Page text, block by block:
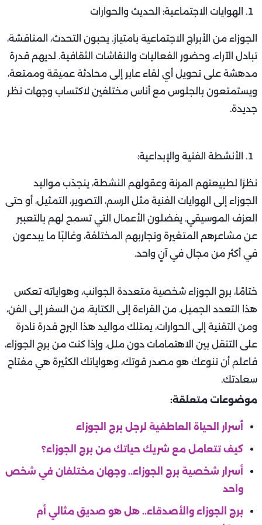
الهوايات الاجتماعية: الحديث والحوارات
الجوزاء من الأبراج الاجتماعية بامتياز. يحبون التحدث، المناقشة،
تبادل الآراء، وحضور الفعاليات والنقاشات الثقافية. لديهم قدرة
مدهشة على تحويل أي لقاء عابر إلى محادثة عميقة وممتعة،
ويستمتعون بالجلوس مع أناس مختلفين لاكتساب وجهات نظر
جديدة.
الأنشطة الفنية والإبداعية:
نظرًا لطبيعتهم المرنة وعقولهم النشطة، ينجذب مواليد
الجوزاء إلى الهوايات الفنية مثل الرسم، التصوير، التمثيل، أو حتى
العزف الموسيقي. يفضلون الأعمال التي تسمح لهم بالتعبير
عن مشاعرهم المتغيرة وتجاربهم المختلفة، وغالبًا ما يبدعون
في أكثر من مجال في آنٍ واحد.
ختامًا، برج الجوزاء شخصية متعددة الجوانب، وهواياته تعكس
هذا التعدد الجميل. من القراءة إلى الكتابة، من السفر إلى الفن،
ومن التقنية إلى الحوارات، يمتلك مواليد هذا البرج قدرة نادرة
على التنقل بين الاهتمامات دون ملل. وإذا كنت من برج الجوزاء،
فاعلم أن تنوعك هو مصدر قوتك، وهواياتك الكثيرة هي مفتاح
سعادتك.
موضوعات متعلقة:
أسرار الحياة العاطفية لرجل برج الجوزاء
كيف تتعامل مع شريك حياتك من برج الجوزاء؟
أسرار شخصية برج الجوزاء.. وجهان مختلفان في شخص
واحد
برج الجوزاء والأصدقاء.. هل هو صديق مثالي أم